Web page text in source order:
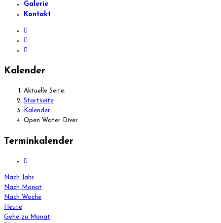
Galerie
Kontakt
Kalender
Aktuelle Seite:
Startseite
Kalender
Open Water Diver
Terminkalender
Nach Jahr
Nach Monat
Nach Woche
Heute
Gehe zu Monat